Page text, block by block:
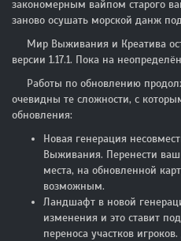
закономерным вайпом старого
заново осушать морской данж
Мир Выживания и Креатива
версии 1.17.1. Пока на
Работы по обновлению
очевидны те сложности, с
обновления:
Новая генерация
Выживания. Перенести
места, на обновленной
возможным.
Ландшафт в новой
изменения и это ставит
переноса участков